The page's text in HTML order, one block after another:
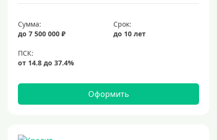
Сумма:
до 7 500 000 ₽
Срок:
до 10 лет
Оформить